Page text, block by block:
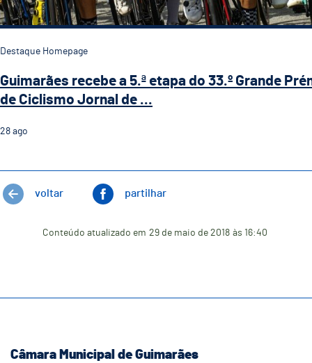
Destaque Homepage
Guimarães recebe a 5.ª etapa do 33.º Grande
de Ciclismo Jornal de ...
28 ago
voltar partilhar
Conteúdo atualizado em 29 de maio de 2018 às 16:40
Câmara Municipal de Guimarães